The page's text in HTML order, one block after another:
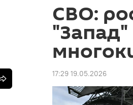
СВО:
"Запад"
17:29 19.05.2026